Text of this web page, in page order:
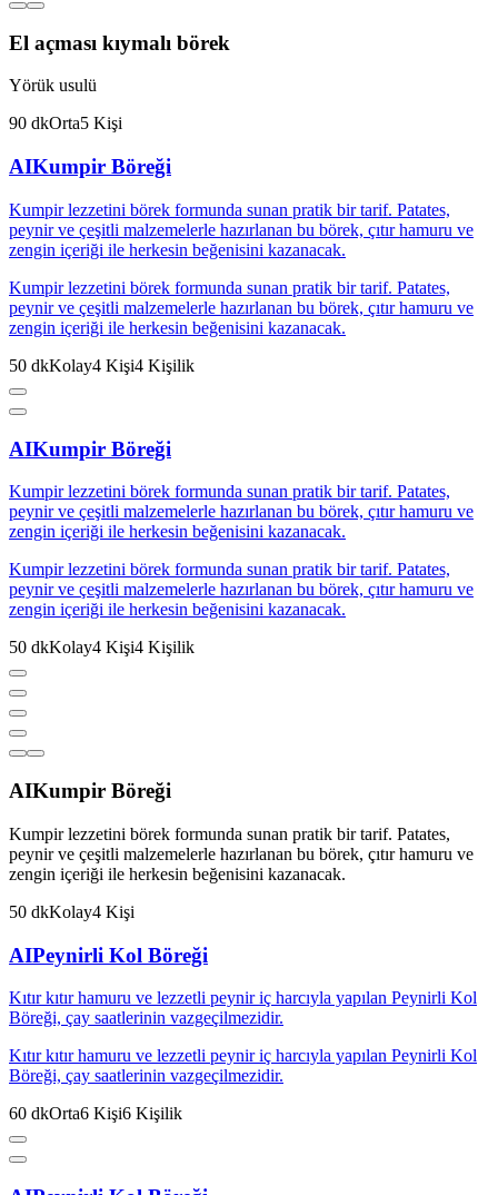
El açması kıymalı börek
Yörük usulü
90 dkOrta5 Kişi
AIKumpir Böreği
Kumpir lezzetini börek formunda sunan pratik bir tarif. Patates,
peynir ve çeşitli malzemelerle hazırlanan bu börek, çıtır hamuru ve
zengin içeriği ile herkesin beğenisini kazanacak.
Kumpir lezzetini börek formunda sunan pratik bir tarif. Patates,
peynir ve çeşitli malzemelerle hazırlanan bu börek, çıtır hamuru ve
zengin içeriği ile herkesin beğenisini kazanacak.
50 dkKolay4 Kişi4 Kişilik
AIKumpir Böreği
Kumpir lezzetini börek formunda sunan pratik bir tarif. Patates,
peynir ve çeşitli malzemelerle hazırlanan bu börek, çıtır hamuru ve
zengin içeriği ile herkesin beğenisini kazanacak.
Kumpir lezzetini börek formunda sunan pratik bir tarif. Patates,
peynir ve çeşitli malzemelerle hazırlanan bu börek, çıtır hamuru ve
zengin içeriği ile herkesin beğenisini kazanacak.
50 dkKolay4 Kişi4 Kişilik
AIKumpir Böreği
Kumpir lezzetini börek formunda sunan pratik bir tarif. Patates,
peynir ve çeşitli malzemelerle hazırlanan bu börek, çıtır hamuru ve
zengin içeriği ile herkesin beğenisini kazanacak.
50 dkKolay4 Kişi
AIPeynirli Kol Böreği
Kıtır kıtır hamuru ve lezzetli peynir iç harcıyla yapılan Peynirli Kol
Böreği, çay saatlerinin vazgeçilmezidir.
Kıtır kıtır hamuru ve lezzetli peynir iç harcıyla yapılan Peynirli Kol
Böreği, çay saatlerinin vazgeçilmezidir.
60 dkOrta6 Kişi6 Kişilik